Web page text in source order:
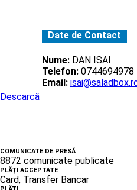
Date de Contact
Nume: DAN ISAI
Telefon: 0744694978
Email:
Descarcă
COMUNICATE DE PRESĂ
8872 comunicate publicate
PLĂȚI ACCEPTATE
Card, Transfer Bancar